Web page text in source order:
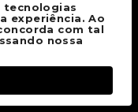
© 2026.
tecnologias
experiência. Ao
com tal
nossa